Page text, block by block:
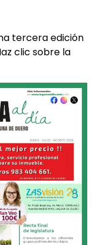
tercera edición
clic sobre la